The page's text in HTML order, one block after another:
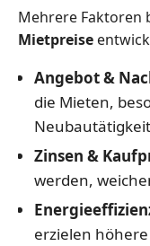
Mehrere Faktoren
Mietpreise
Angebot &
die Mieten,
Zinsen &
werden,
erzielen